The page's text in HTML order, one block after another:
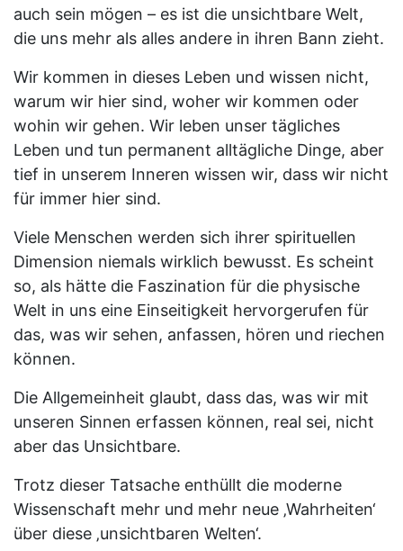
auch sein mögen – es ist die unsichtbare Welt,
die uns mehr als alles andere in ihren Bann zieht.
Wir kommen in dieses Leben und wissen nicht,
warum wir hier sind, woher wir kommen oder
wohin wir gehen. Wir leben unser tägliches
Leben und tun permanent alltägliche Dinge, aber
tief in unserem Inneren wissen wir, dass wir nicht
für immer hier sind.
Viele Menschen werden sich ihrer spirituellen
Dimension niemals wirklich bewusst. Es scheint
so, als hätte die Faszination für die physische
Welt in uns eine Einseitigkeit hervorgerufen für
das, was wir sehen, anfassen, hören und riechen
können.
Die Allgemeinheit glaubt, dass das, was wir mit
unseren Sinnen erfassen können, real sei, nicht
aber das Unsichtbare.
Trotz dieser Tatsache enthüllt die moderne
Wissenschaft mehr und mehr neue ‚Wahrheiten‘
über diese ‚unsichtbaren Welten‘.